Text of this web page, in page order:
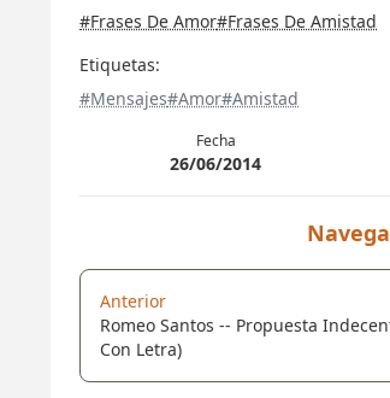
#Frases De Amor#Frases De Amistad
Etiquetas:
#Mensajes#Amor#Amistad
Fecha
26/06/2014
Anterior
Romeo Santos -- Propuesta
Con Letra)